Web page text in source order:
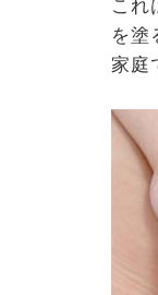
これ
を塗
家庭